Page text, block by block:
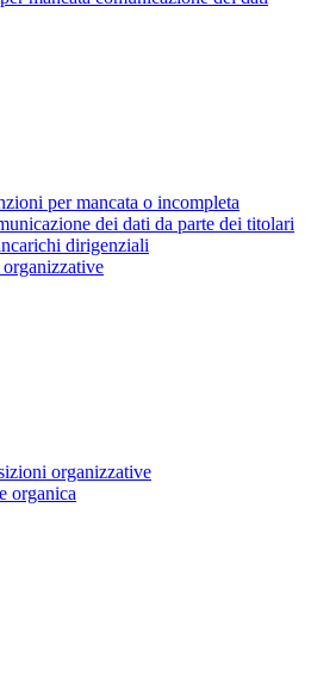
per mancata o incompleta
dei dati da parte dei titolari
dirigenziali
organizzative
organica